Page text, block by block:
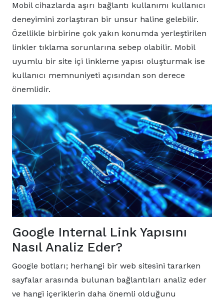
Mobil cihazlarda aşırı bağlantı kullanımı kullanıcı
deneyimini zorlaştıran bir unsur haline gelebilir.
Özellikle birbirine çok yakın konumda yerleştirilen
linkler tıklama sorunlarına sebep olabilir. Mobil
uyumlu bir site içi linkleme yapısı oluşturmak ise
kullanıcı memnuniyeti açısından son derece
önemlidir.
Google Internal Link Yapısını
Nasıl Analiz Eder?
Google botları; herhangi bir web sitesini tararken
sayfalar arasında bulunan bağlantıları analiz eder
ve hangi içeriklerin daha önemli olduğunu